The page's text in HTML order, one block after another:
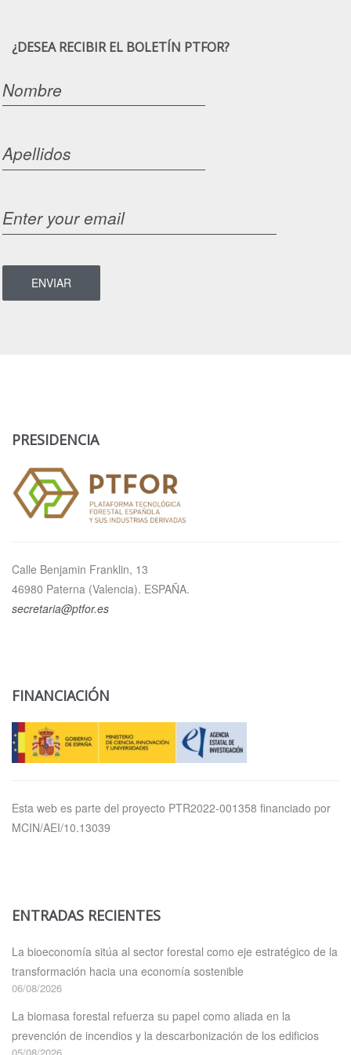
¿DESEA RECIBIR EL BOLETÍN PTFOR?
PRESIDENCIA
Calle Benjamin Franklin, 13
46980 Paterna (Valencia). ESPAÑA.
secretaria@ptfor.es
FINANCIACIÓN
Esta web es parte del proyecto PTR2022-001358 financiado por
MCIN/AEI/10.13039
ENTRADAS RECIENTES
La bioeconomía sitúa al sector forestal como eje estratégico de la
transformación hacia una economía sostenible
06/08/2026
La biomasa forestal refuerza su papel como aliada en la
prevención de incendios y la descarbonización de los edificios